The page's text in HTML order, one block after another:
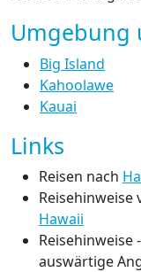
Umgebung
Big Island
Kahoolawe
Kauai
Links
Reisen nach
Hawaii
Reisehinweise
auswärtige